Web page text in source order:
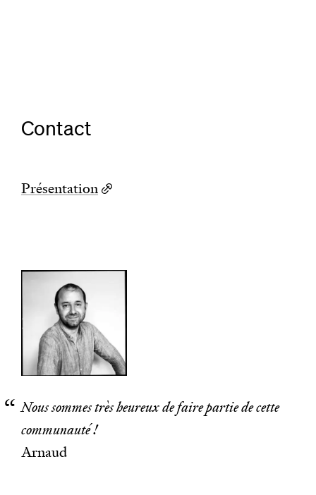
Contact
Présentation
Nous sommes très heureux de faire partie de cette
communauté !
Arnaud